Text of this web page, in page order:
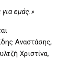
εμάς.»
Αναστάσης,
Χριστίνα,